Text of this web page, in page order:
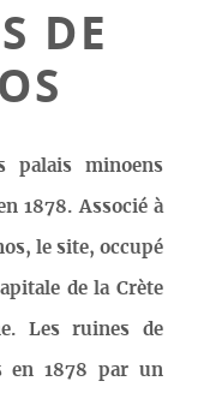
DE
palais minoens
1878. Associé à
le site, occupé
de la Crète
Les ruines de
en 1878 par un